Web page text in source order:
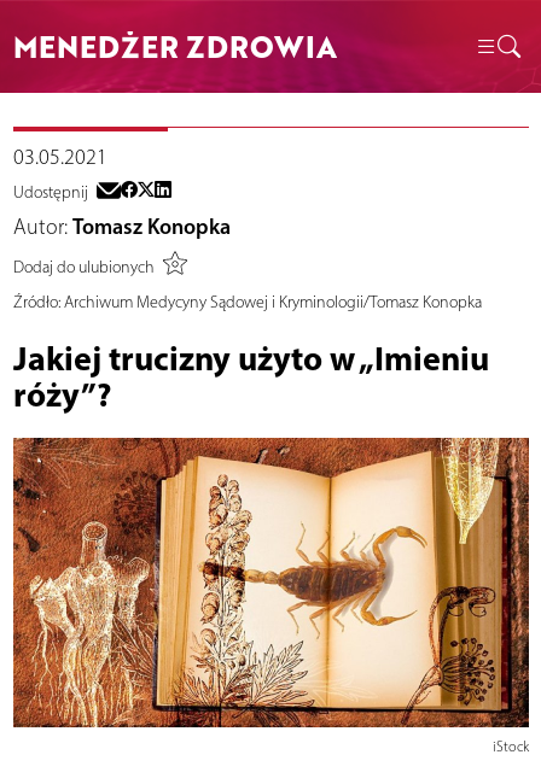
MENEDŻER ZDROWIA
03.05.2021
Udostępnij
Autor:Tomasz Konopka
Dodaj do ulubionych
Źródło:Archiwum Medycyny Sądowej i Kryminologii/Tomasz Konopka
Jakiej trucizny użyto w „Imieniu
róży”?
iStock